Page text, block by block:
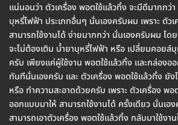
แน่นอนว่า ตัวเครื่อง พอตใช้แล้วทิ้ง จะมีดีมากกว่า
บุหรี่ไฟฟ้า ประเภทอื่นๆ นั่นเองครับผม เพราะ ตัว
สามารถใช้งานได้ ง่ายมากกว่า นั่นเองครับผม โด
จะไม่ต้องเติม น้ำยาบุหรี่ไฟฟ้า หรือ เปลี่ยนคอยล์
ครับ เพียงแค่ผู้ใช้งาน พอตใช้แล้วทิ้ง และกล่องอ
ทันทีนั่นเองครับ และ ตัวเครื่อง พอตใช้แล้วทิ้ง ยัง
หรือ ทำความสะอาดด้วยครับ เพราะ ตัวเครื่อง พ
ออกแบบมาให้ สามารถใช้งานได้ ครั้งเดียว นั่นเอ
สามารถเอาตัวเครื่อง พอตใช้แล้วทิ้ง กลับมาใช้งา